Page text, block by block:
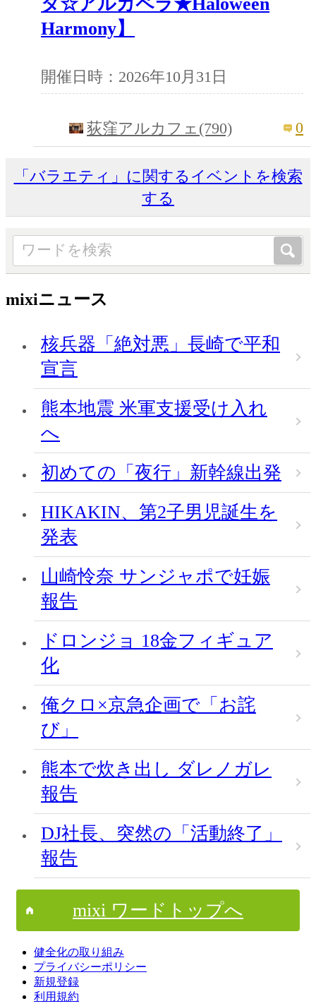
Harmony】
開催日時：2026年10月31日
荻窪アルカフェ(790) 0
「バラエティ」に関するイベントを検索
する
mixiニュース
核兵器「絶対悪」長崎で平和
宣言
熊本地震 米軍支援受け入れ
へ
初めての「夜行」新幹線出発
HIKAKIN、第2子男児誕生を
発表
山崎怜奈 サンジャポで妊娠
報告
ドロンジョ 18金フィギュア
化
俺クロ×京急企画で「お詫
び」
熊本で炊き出し ダレノガレ
報告
DJ社長、突然の「活動終了」
報告
mixi ワードトップへ
健全化の取り組み
プライバシーポリシー
新規登録
利用規約